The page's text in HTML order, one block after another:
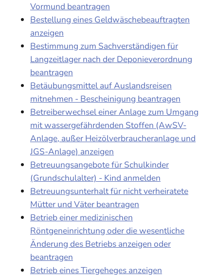
Vormund beantragen
Bestellung eines Geldwäschebeauftragten
anzeigen
Bestimmung zum Sachverständigen für
Langzeitlager nach der Deponieverordnung
beantragen
Betäubungsmittel auf Auslandsreisen
mitnehmen - Bescheinigung beantragen
Betreiberwechsel einer Anlage zum Umgang
mit wassergefährdenden Stoffen (AwSV-
Anlage, außer Heizölverbraucheranlage und
JGS-Anlage) anzeigen
Betreuungsangebote für Schulkinder
(Grundschulalter) - Kind anmelden
Betreuungsunterhalt für nicht verheiratete
Mütter und Väter beantragen
Betrieb einer medizinischen
Röntgeneinrichtung oder die wesentliche
Änderung des Betriebs anzeigen oder
beantragen
Betrieb eines Tiergeheges anzeigen